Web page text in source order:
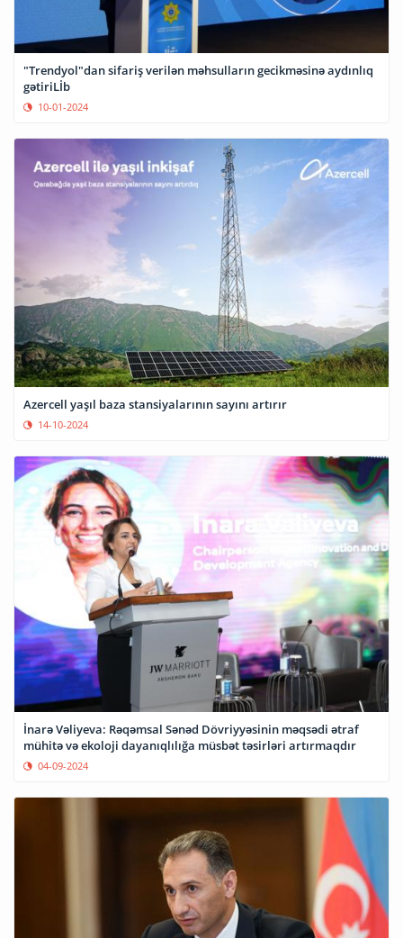
"Trendyol"dan sifariş verilən məhsulların gecikməsinə aydınlıq
gətiriLİb
10-01-2024
Azercell yaşıl baza stansiyalarının sayını artırır
14-10-2024
İnarə Vəliyeva: Rəqəmsal Sənəd Dövriyyəsinin məqsədi ətraf
mühitə və ekoloji dayanıqlılığa müsbət təsirləri artırmaqdır
04-09-2024